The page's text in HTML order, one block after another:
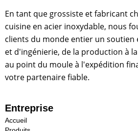
En tant que grossiste et fabricant
cuisine en acier inoxydable, nous
clients du monde entier un soutien
et d'ingénierie, de la production à
au point du moule à l'expédition
votre partenaire fiable.
Entreprise
Accueil